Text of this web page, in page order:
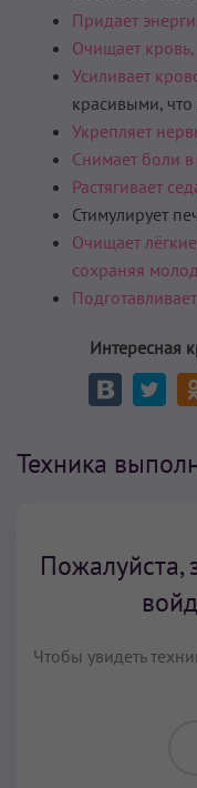
Придает
Очищает кровь,
Усиливает
красивыми,
Укрепляет
Снимает боли в
Растягивает
Стимулирует
Очищает лёгкие
сохраняя
Интересная
Техника
Пожалуйста,
Чтобы увидеть